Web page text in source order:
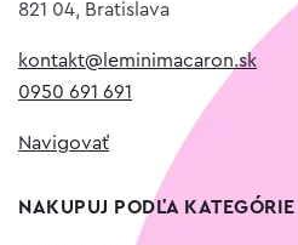
821 04, Bratislava
kontakt@leminimacaron.sk
0950 691 691
Navigovať
NAKUPUJ PODĽA KATEGÓRIE